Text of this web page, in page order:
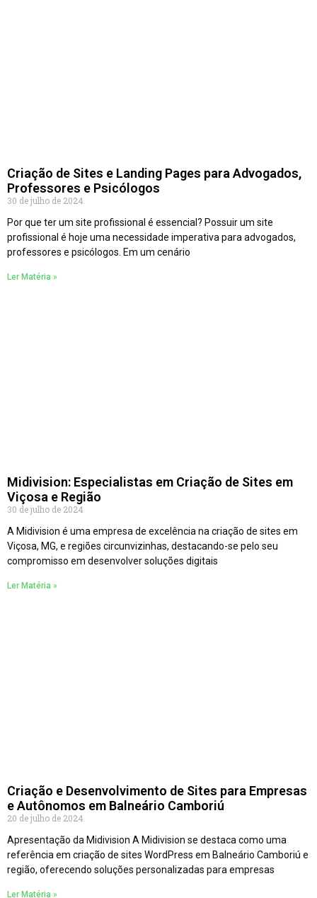
Criação de Sites e Landing Pages para Advogados,
Professores e Psicólogos
30 de julho de 2024
Por que ter um site profissional é essencial? Possuir um site
profissional é hoje uma necessidade imperativa para advogados,
professores e psicólogos. Em um cenário
Ler Matéria »
Midivision: Especialistas em Criação de Sites em
Viçosa e Região
30 de julho de 2024
A Midivision é uma empresa de excelência na criação de sites em
Viçosa, MG, e regiões circunvizinhas, destacando-se pelo seu
compromisso em desenvolver soluções digitais
Ler Matéria »
Criação e Desenvolvimento de Sites para Empresas
e Autônomos em Balneário Camboriú
20 de julho de 2024
Apresentação da Midivision A Midivision se destaca como uma
referência em criação de sites WordPress em Balneário Camboriú e
região, oferecendo soluções personalizadas para empresas
Ler Matéria »